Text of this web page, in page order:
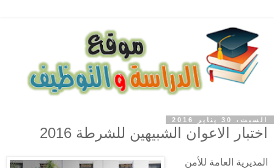
السبت، 30 يناير 2016
اختبار الاعوان الشبيهين للشرطة 2016
المديرية العامة للأمن